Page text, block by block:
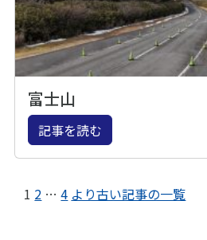
富士山
記事を読む
1 2 … 4 より古い記事の一覧